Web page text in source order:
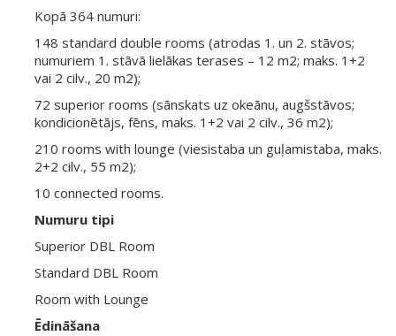
Kopā 364 numuri:
148 standard double rooms (atrodas 1. un 2. stāvos;
numuriem 1. stāvā lielākas terases – 12 m2; maks. 1+2
vai 2 cilv., 20 m2);
72 superior rooms (sānskats uz okeānu, augšstāvos;
kondicionētājs, fēns, maks. 1+2 vai 2 cilv., 36 m2);
210 rooms with lounge (viesistaba un guļamistaba, maks.
2+2 cilv., 55 m2);
10 connected rooms.
Numuru tipi
Superior DBL Room
Standard DBL Room
Room with Lounge
Ēdināšana